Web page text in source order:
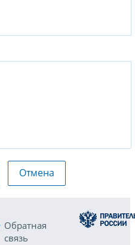
Отмена
Обратная
связь